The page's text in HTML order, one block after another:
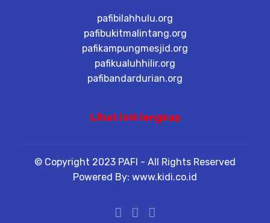
pafibilahhulu.org
pafibukitmalintang.org
pafikampungmesjid.org
pafikualuhhilir.org
pafibandardurian.org
Lihat link lengkap
© Copyright 2023 PAFI - All Rights Reserved
Powered By: www.kidi.co.id